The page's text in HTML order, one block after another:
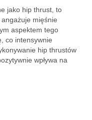
jako hip thrust, to
mięśnie
aspektem tego
co intensywnie
hip thrustów
wpływa na